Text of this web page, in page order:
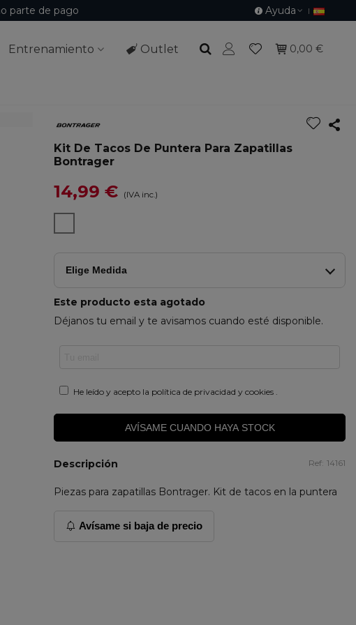
parte de pago Ayuda
Entrenamiento Outlet 0,00 €
Kit De Tacos De Puntera Para Zapatillas
Bontrager
14,99 € (IVA inc.)
Elige Medida
Este producto esta agotado
Déjanos tu email y te avisamos cuando esté disponible.
He leído y acepto la política de privacidad y cookies .
AVÍSAME CUANDO HAYA STOCK
Descripción Ref: 14161
Piezas para zapatillas Bontrager. Kit de tacos en la puntera
Avísame si baja de precio